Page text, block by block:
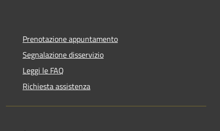
Prenotazione appuntamento
Segnalazione disservizio
Leggi le FAQ
Richiesta assistenza